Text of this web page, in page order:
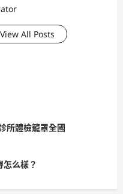
View All Posts
所體檢籠罩全國
么樣？